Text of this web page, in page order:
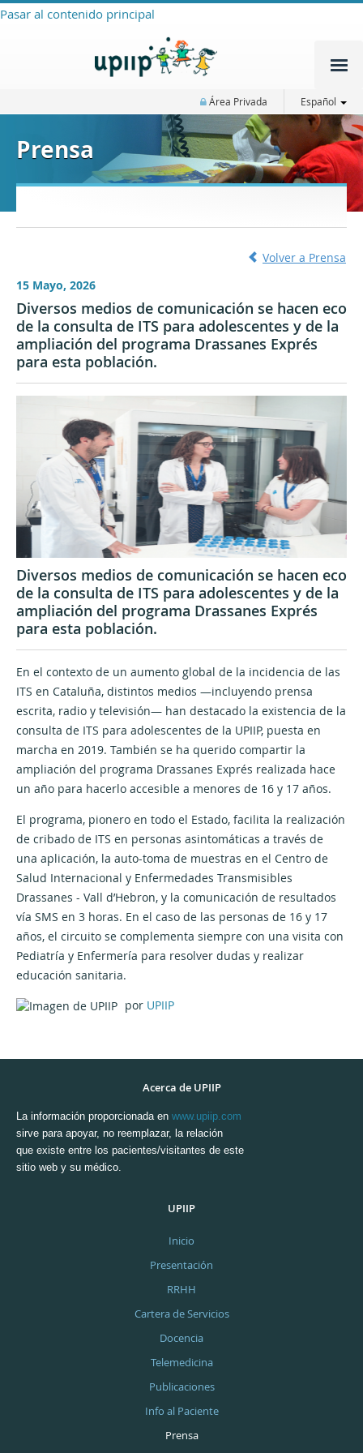
Pasar al contenido principal
Área Privada Español
Prensa
Volver a Prensa
15 Mayo, 2026
Diversos medios de comunicación se hacen eco
de la consulta de ITS para adolescentes y de la
ampliación del programa Drassanes Exprés
para esta población.
Diversos medios de comunicación se hacen eco
de la consulta de ITS para adolescentes y de la
ampliación del programa Drassanes Exprés
para esta población.
En el contexto de un aumento global de la incidencia de las
ITS en Cataluña, distintos medios —incluyendo prensa
escrita, radio y televisión— han destacado la existencia de la
consulta de ITS para adolescentes de la UPIIP, puesta en
marcha en 2019. También se ha querido compartir la
ampliación del programa Drassanes Exprés realizada hace
un año para hacerlo accesible a menores de 16 y 17 años.
El programa, pionero en todo el Estado, facilita la realización
de cribado de ITS en personas asintomáticas a través de
una aplicación, la auto-toma de muestras en el Centro de
Salud Internacional y Enfermedades Transmisibles
Drassanes - Vall d’Hebron, y la comunicación de resultados
vía SMS en 3 horas. En el caso de las personas de 16 y 17
años, el circuito se complementa siempre con una visita con
Pediatría y Enfermería para resolver dudas y realizar
educación sanitaria.
por UPIIP
Acerca de UPIIP
La información proporcionada en www.upiip.com
sirve para apoyar, no reemplazar, la relación
que existe entre los pacientes/visitantes de este
sitio web y su médico.
UPIIP
Inicio
Presentación
RRHH
Cartera de Servicios
Docencia
Telemedicina
Publicaciones
Info al Paciente
Prensa